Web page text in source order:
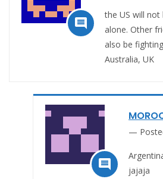

the US will not
alone. Other
also be
Australia, UK

jajaja